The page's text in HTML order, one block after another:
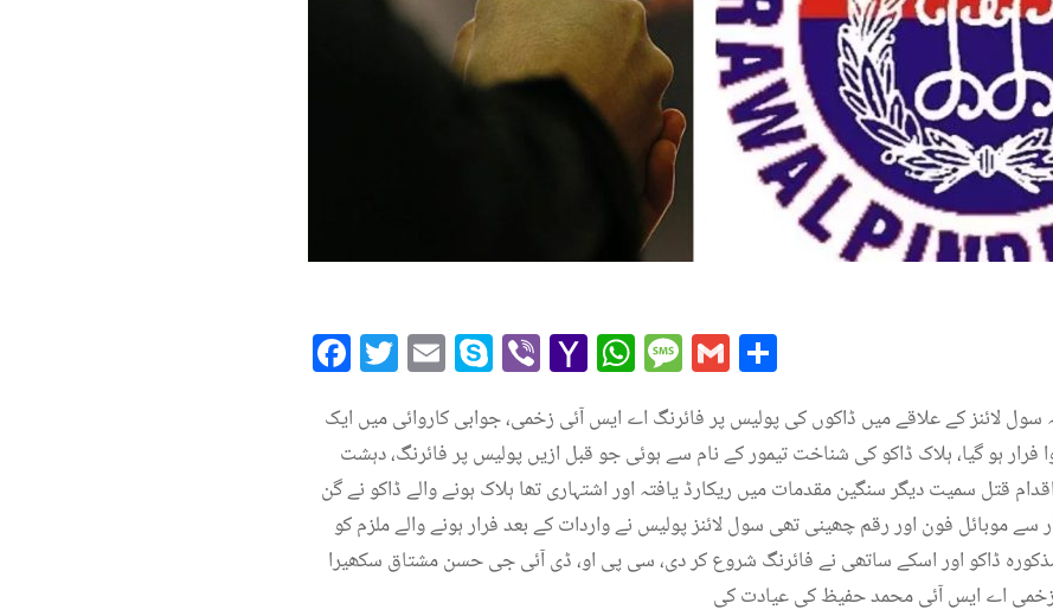
Facebook
Twitter
EmailSkype
ViberYahoo
Mail
WhatsApp
Message
Gmail
سول لائنز کے علاقے میں ڈاکوں کی پولیس پر فائرنگ اے ایس آئی زخمی، جوابی کاروائی میں ایک
فرار ہو گیا، ہلاک ڈاکو کی شناخت تیمور کے نام سے ہوئی جو قبل ازیں پولیس پر فائرنگ، دہشت
قتل سمیت دیگر سنگین مقدمات میں ریکارڈ یافتہ اور اشتہاری تھا ہلاک ہونے والے ڈاکو نے گن
سے موبائل فون اور رقم چھینی تھی سول لائنز پولیس نے واردات کے بعد فرار ہونے والے ملزم کو
ڈاکو اور اسکے ساتھی نے فائرنگ شروع کر دی، سی پی او، ڈی آئی جی حسن مشتاق سکھیرا
زخمی اے ایس آئی محمد حفیظ کی عیادت کی